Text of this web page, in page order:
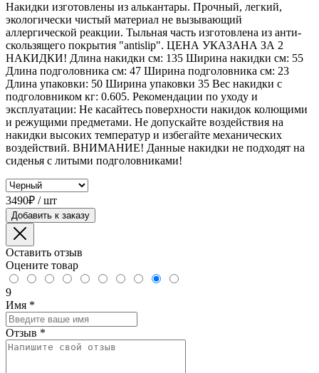
Накидки изготовлены из алькантары. Прочный, легкий,
экологически чистый материал не вызывающий
аллергической реакции. Тыльная часть изготовлена из анти-
скользящего покрытия "antislip". ЦЕНА УКАЗАНА ЗА 2
НАКИДКИ! Длина накидки см: 135 Ширина накидки см: 55
Длина подголовника см: 47 Ширина подголовника см: 23
Длина упаковки: 50 Ширина упаковки 35 Вес накидки с
подголовником кг: 0.605. Рекомендации по уходу и
эксплуатации: Не касайтесь поверхности накидок колющими
и режущими предметами. Не допускайте воздействия на
накидки высоких температур и избегайте механических
воздействий. ВНИМАНИЕ! Данные накидки не подходят на
сиденья с литыми подголовниками!
3490₽ / шт
Добавить к заказу
Оставить отзыв
Оцените товар
9
Имя *
Отзыв *